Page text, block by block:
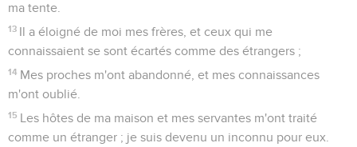
ma tente.
13 Il a éloigné de moi mes frères, et ceux qui me
connaissaient se sont écartés comme des étrangers ;
14 Mes proches m'ont abandonné, et mes connaissances
m'ont oublié.
15 Les hôtes de ma maison et mes servantes m'ont traité
comme un étranger ; je suis devenu un inconnu pour eux.